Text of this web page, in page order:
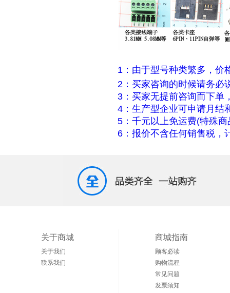
1：由于型号种类繁多，价
2：买家咨询的时候请务必
3：买家无提前咨询而下单
4：生产型企业可申请月结
5：千元以上免运费(特殊
6：报价不含任何销售税，
关于商城
关于我们
联系我们
商城指南
顾客必读
购物流程
常见问题
发票须知